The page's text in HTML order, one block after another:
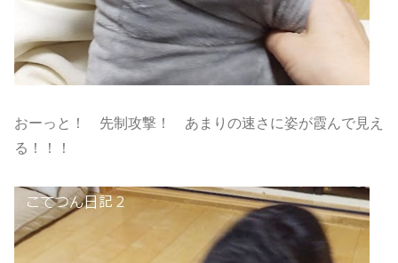
おーっと！ 先制攻撃！ あまりの速さに姿が霞んで見え
る！！！